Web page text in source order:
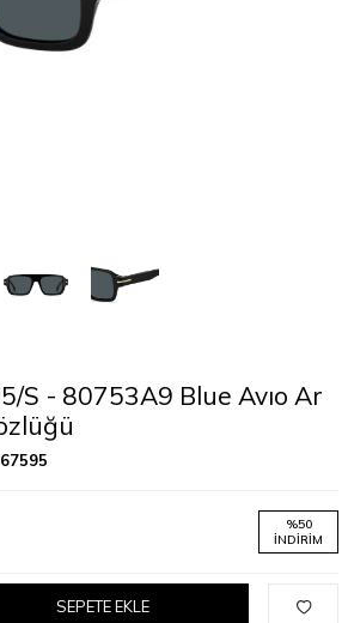
S - 80753A9 Blue Avıo Ar
%50
İNDIRIM
SEPETE EKLE